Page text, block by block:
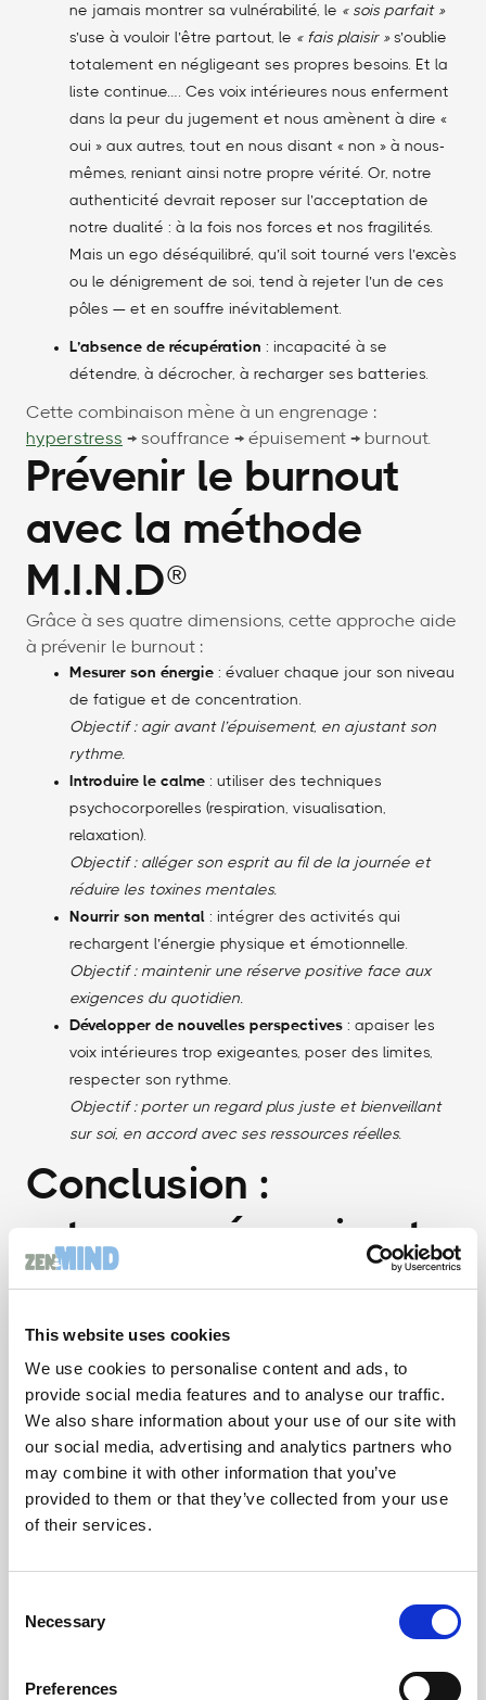
This website uses cookies
We use cookies to personalise content and ads, to
provide social media features and to analyse our traffic.
We also share information about your use of our site with
our social media, advertising and analytics partners who
may combine it with other information that you’ve
provided to them or that they’ve collected from your use
of their services.
Selection
Necessary
Preferences
ne jamais montrer sa vulnérabilité, le « sois parfait »
s’use à vouloir l’être partout, le « fais plaisir »s’oublie
totalement en négligeant ses propres besoins. Et la
liste continue…. Ces voix intérieures nous enferment
dans la peur du jugement et nous amènent à dire «
oui » aux autres, tout en nous disant « non » à nous-
mêmes, reniant ainsi notre propre vérité. Or, notre
authenticité devrait reposer sur l’acceptation de
notre dualité : à la fois nos forces et nos fragilités.
Mais un ego déséquilibré, qu’il soit tourné vers l’excès
ou le dénigrement de soi, tend à rejeter l’un de ces
pôles — et en souffre inévitablement.
L’absence de récupération : incapacité à se
détendre, à décrocher, à recharger ses batteries.
Cette combinaison mène à un engrenage :
hyperstress → souffrance → épuisement → burnout.
Prévenir le burnout
avec la méthode
M.I.N.D®
Grâce à ses quatre dimensions, cette approche aide
à prévenir le burnout :
Mesurer son énergie : évaluer chaque jour son niveau
de fatigue et de concentration.
Objectif : agir avant l’épuisement, en ajustant son
rythme.
Introduire le calme : utiliser des techniques
psychocorporelles (respiration, visualisation,
relaxation).
Objectif : alléger son esprit au fil de la journée et
réduire les toxines mentales.
Nourrir son mental : intégrer des activités qui
rechargent l’énergie physique et émotionnelle.
Objectif : maintenir une réserve positive face aux
exigences du quotidien.
Développer de nouvelles perspectives : apaiser les
voix intérieures trop exigeantes, poser des limites,
respecter son rythme.
Objectif : porter un regard plus juste et bienveillant
sur soi, en accord avec ses ressources réelles.
Conclusion :
retrouver énergie et
équilibre mental
Le burnout n’est pas une fatalité. Avec des outils
possible de retrouver énergie, confiance et équilibre.
Pour aller plus loin
…et traiter ce problème, lire mon livre :
Santé
mentale, la méthode M.I.N.D à portée de tous
👉 "
Santé Mentale: La méthode M.I.N.D à portée de
👉Réservez un appel avec moi
Mon mantra :